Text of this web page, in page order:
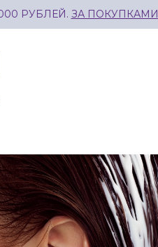
РУБЛЕЙ. ЗА ПОКУПКАМИ